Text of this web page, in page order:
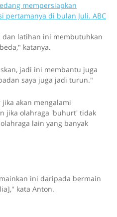
mempersiapkan
pertamanya di bulan Juli. ABC
dan latihan ini membutuhkan
katanya.
jadi ini membantu juga
saya juga jadi turun."
akan mengalami
jika olahraga 'buhurt' tidak
lain yang banyak
ini daripada bermain
kata Anton.